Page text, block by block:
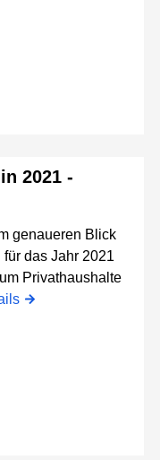
2021 -
genaueren Blick
das Jahr 2021
Privathaushalte